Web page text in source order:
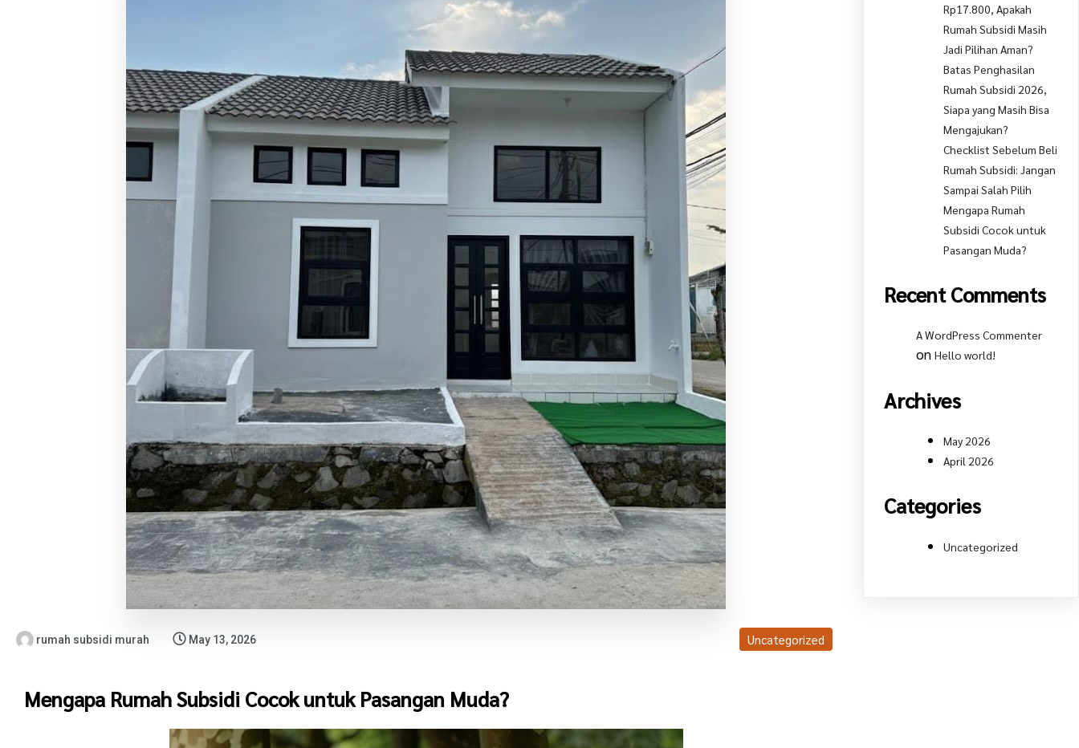
rumah subsidi murah May 13, 2026 Uncategorized
Mengapa Rumah Subsidi Cocok untuk Pasangan Muda?
Rp17.800, Apakah
Rumah Subsidi Masih
Jadi Pilihan Aman?
Batas Penghasilan
Rumah Subsidi 2026,
Siapa yang Masih Bisa
Mengajukan?
Checklist Sebelum Beli
Rumah Subsidi: Jangan
Sampai Salah Pilih
Mengapa Rumah
Subsidi Cocok untuk
Pasangan Muda?
Recent Comments
A WordPress Commenter
onHello world!
Archives
May 2026
April 2026
Categories
Uncategorized